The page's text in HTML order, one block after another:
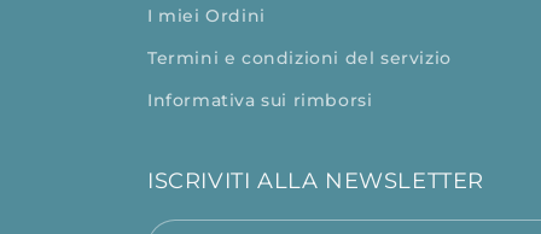
I miei Ordini
Termini e condizioni del servizio
Informativa sui rimborsi
ISCRIVITI ALLA NEWSLETTER